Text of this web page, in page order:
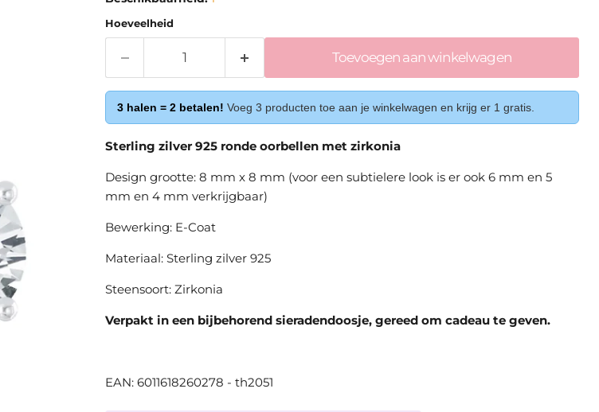
Hoeveelheid
Toevoegen aan winkelwagen
3 halen = 2 betalen! Voeg 3 producten toe aan je winkelwagen en krijg er 1 gratis.
Sterling zilver 925 ronde oorbellen met zirkonia
Design grootte: 8 mm x 8 mm (voor een subtielere look is er ook 6 mm en 5
mm en 4 mm verkrijgbaar)
Bewerking: E-Coat
Materiaal: Sterling zilver 925
Steensoort: Zirkonia
Verpakt in een bijbehorend sieradendoosje, gereed om cadeau te geven.
EAN: 6011618260278 - th2051